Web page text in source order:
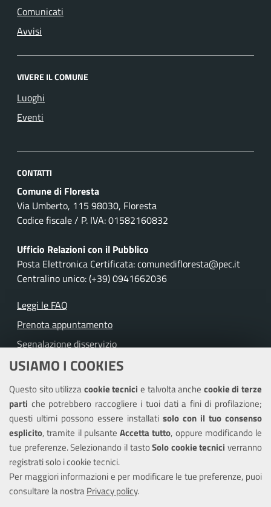
USIAMO I COOKIES
Questo sito utilizzacookie tecnicie talvolta anche cookie di terze
parti che potrebbero raccogliere i tuoi dati a fini di profilazione;
questi ultimi possono essere installati solo con il tuo consenso
esplicito, tramite il pulsante Accetta tutto, oppure modificando le
tue preferenze. Selezionando il tastoSolo cookie tecnici verranno
registrati solo i cookie tecnici.
Per maggiori informazioni e per modificare le tue preferenze, puoi
consultare la nostraPrivacy policy.
Comunicati
Avvisi
VIVERE IL COMUNE
Luoghi
Eventi
CONTATTI
Comune di Floresta
Via Umberto, 115 98030, Floresta
Codice fiscale / P. IVA: 01582160832
Ufficio Relazioni con il Pubblico
Posta Elettronica Certificata: comunedifloresta@pec.it
Centralino unico: (+39) 0941662036
Leggi le FAQ
Prenota appuntamento
Segnalazione disservizio
Richiesta assistenza
Amministrazione trasparente
Informativa privacy
Note legali
Piano di miglioramento dei servizi
Dichiarazione di accessibilità